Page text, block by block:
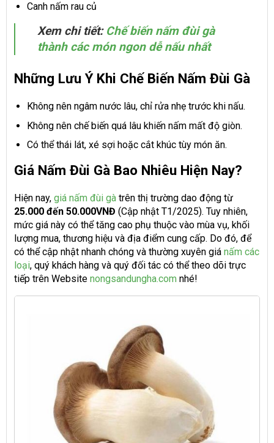
Canh nấm rau củ
Xem chi tiết: Chế biến nấm đùi gà
thành các món ngon dễ nấu nhất
Những Lưu Ý Khi Chế Biến Nấm Đùi Gà
Không nên ngâm nước lâu, chỉ rửa nhẹ trước khi nấu.
Không nên chế biến quá lâu khiến nấm mất độ giòn.
Có thể thái lát, xé sợi hoặc cắt khúc tùy món ăn.
Giá Nấm Đùi Gà Bao Nhiêu Hiện Nay?
Hiện nay, giá nấm đùi gà trên thị trường dao động từ
25.000 đến 50.000VNĐ (Cập nhật T1/2025). Tuy nhiên,
mức giá này có thể tăng cao phụ thuộc vào mùa vụ, khối
lượng mua, thương hiệu và địa điểm cung cấp. Do đó, để
có thể cập nhật nhanh chóng và thường xuyên giá nấm các
loại, quý khách hàng và quý đối tác có thể theo dõi trực
tiếp trên Website nongsandungha.com nhé!